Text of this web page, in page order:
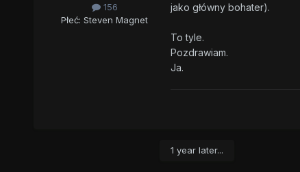
156
Płeć: Steven Magnet
jako główny bohater).
To tyle.
Pozdrawiam.
Ja.
1 year later...